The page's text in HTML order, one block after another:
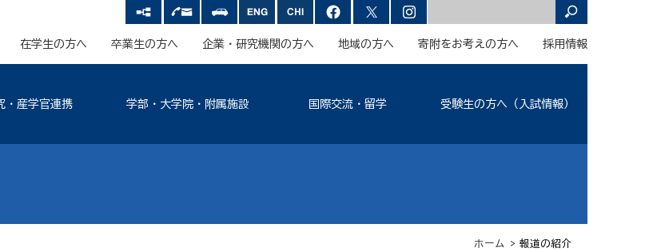
在学生の方へ 卒業生の方へ 企業・研究機関の方へ 地域の方へ 寄附をお考えの方へ 採用情報
・産学官連携 学部・大学院・附属施設 国際交流・留学 受験生の方へ（入試情報）
ホーム > 報道の紹介